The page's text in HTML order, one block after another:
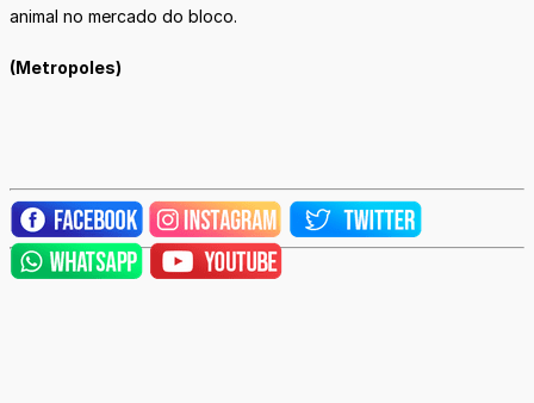
animal no mercado do bloco.
(Metropoles)